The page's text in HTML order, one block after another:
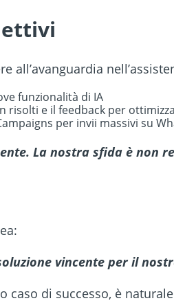
all’avanguardia
funzionalità di IA
risolti e il feedback per
per invii massivi su
La nostra sfida è
vincente per il
caso di successo, è